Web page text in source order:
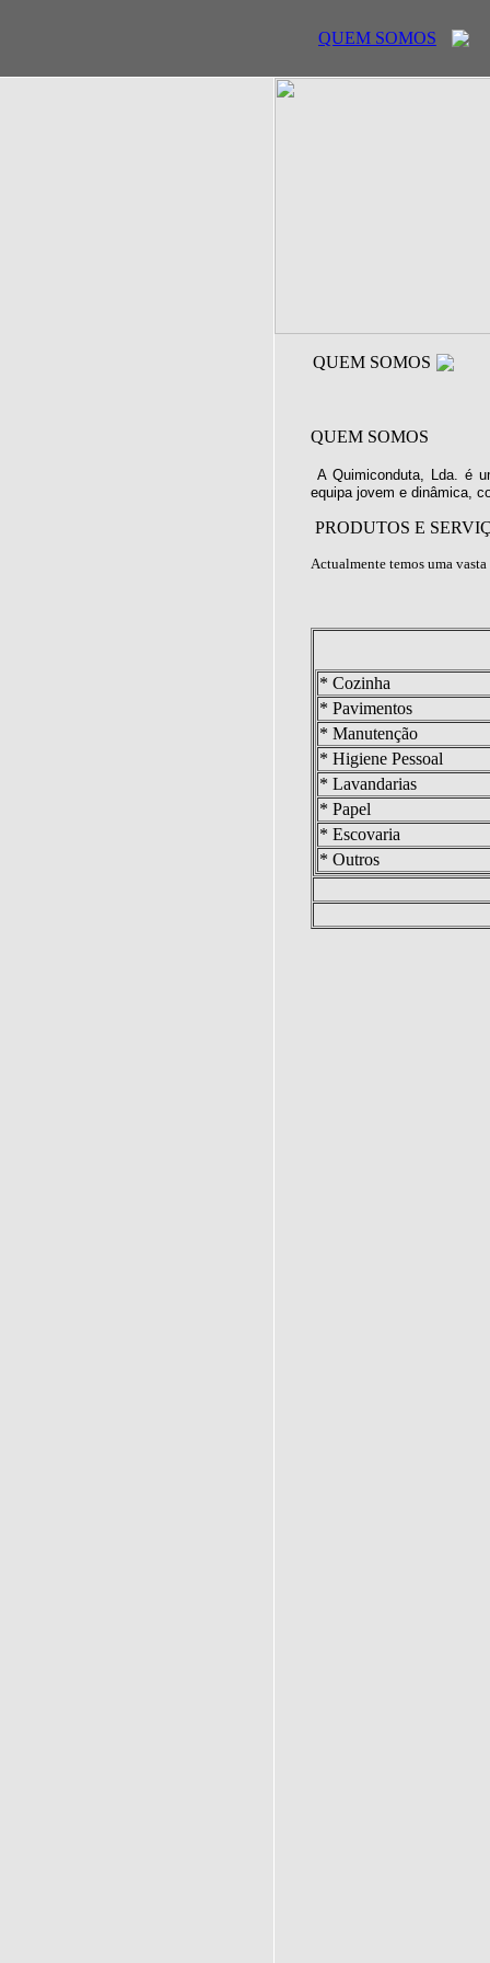
QUEM SOMOS
QUEM SOMOS
QUEM SOMOS
A Quimiconduta, Lda. é
equipa jovem e dinâmica,
PRODUTOS E
Actualmente temos uma
* Cozinha
* Pavimentos
* Manutenção
* Higiene Pessoal
* Lavandarias
* Papel
* Escovaria
* Outros